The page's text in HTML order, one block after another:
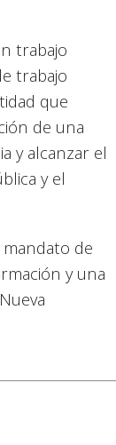
trabajo
trabajo
que
de una
y alcanzar el
y el
de
y una